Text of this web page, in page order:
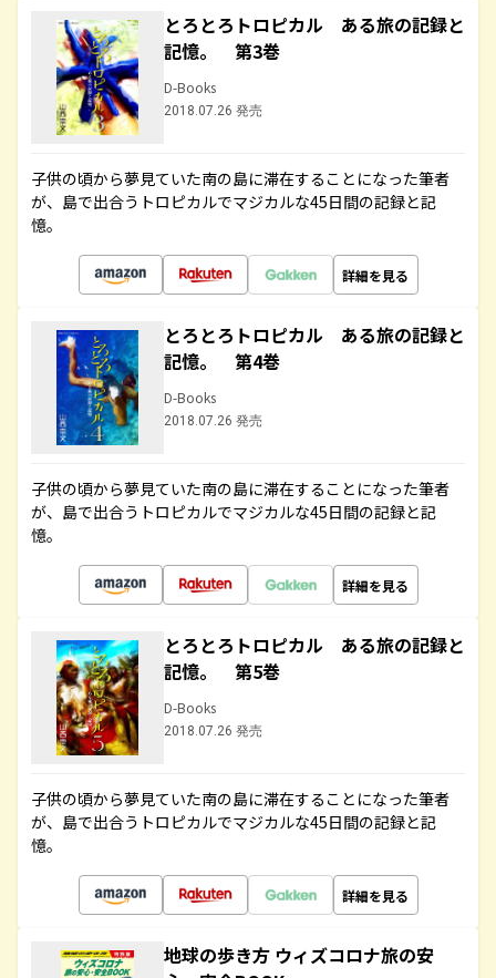
とろとろトロピカル ある旅の記録と
記憶。 第3巻
D-Books
2018.07.26 発売
子供の頃から夢見ていた南の島に滞在することになった筆者
が、島で出合うトロピカルでマジカルな45日間の記録と記
憶。
詳細を見る
とろとろトロピカル ある旅の記録と
記憶。 第4巻
D-Books
2018.07.26 発売
子供の頃から夢見ていた南の島に滞在することになった筆者
が、島で出合うトロピカルでマジカルな45日間の記録と記
憶。
詳細を見る
とろとろトロピカル ある旅の記録と
記憶。 第5巻
D-Books
2018.07.26 発売
子供の頃から夢見ていた南の島に滞在することになった筆者
が、島で出合うトロピカルでマジカルな45日間の記録と記
憶。
詳細を見る
地球の歩き方 ウィズコロナ旅の安